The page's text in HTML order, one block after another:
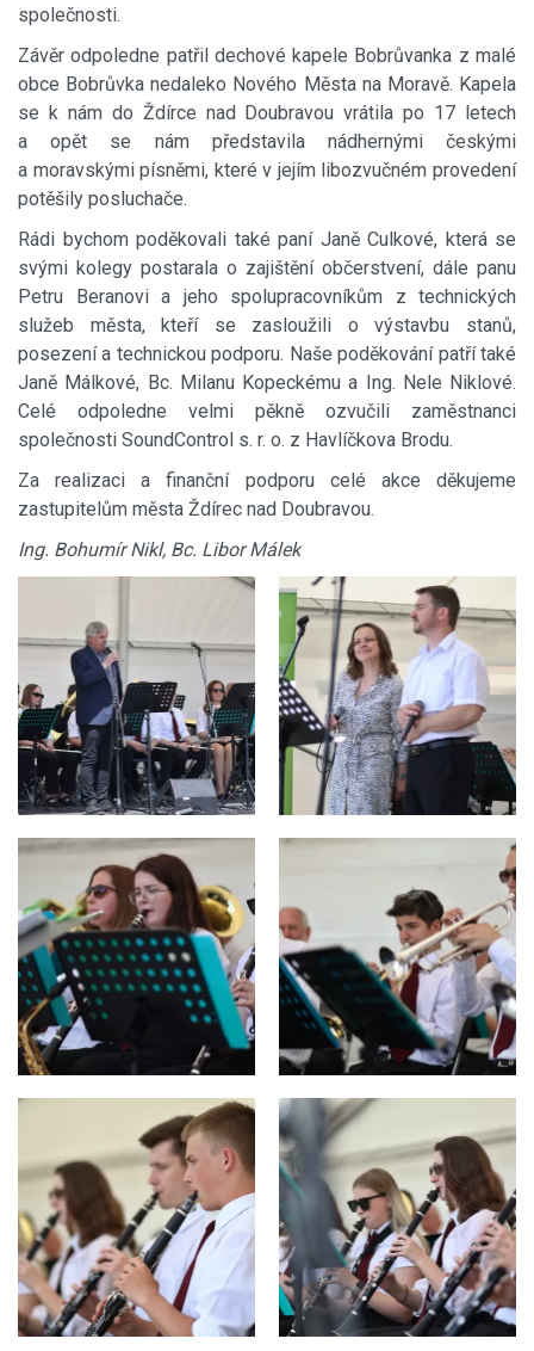
společnosti.
Závěr odpoledne patřil dechové kapele Bobrůvanka z malé
obce Bobrůvka nedaleko Nového Města na Moravě. Kapela
se k nám do Ždírce nad Doubravou vrátila po 17 letech
a opět se nám představila nádhernými českými
a moravskými písněmi, které v jejím libozvučném provedení
potěšily posluchače.
Rádi bychom poděkovali také paní Janě Culkové, která se
svými kolegy postarala o zajištění občerstvení, dále panu
Petru Beranovi a jeho spolupracovníkům z technických
služeb města, kteří se zasloužili o výstavbu stanů,
posezení a technickou podporu. Naše poděkování patří také
Janě Málkové, Bc. Milanu Kopeckému a Ing. Nele Niklové.
Celé odpoledne velmi pěkně ozvučili zaměstnanci
společnosti SoundControl s. r. o. z Havlíčkova Brodu.
Za realizaci a finanční podporu celé akce děkujeme
zastupitelům města Ždírec nad Doubravou.
Ing. Bohumír Nikl, Bc. Libor Málek